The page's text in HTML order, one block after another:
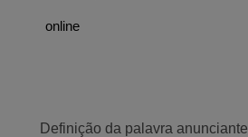
online
Definição da palavra anunciante